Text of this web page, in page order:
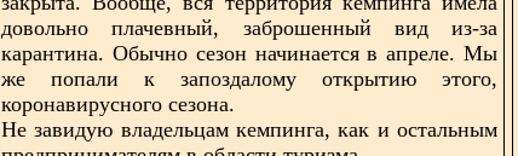
довольно плачевный, заброшенный вид из-за
карантина. Обычно сезон начинается в апреле. Мы
же попали к запоздалому открытию этого,
коронавирусного сезона.
Не завидую владельцам кемпинга, как и остальным